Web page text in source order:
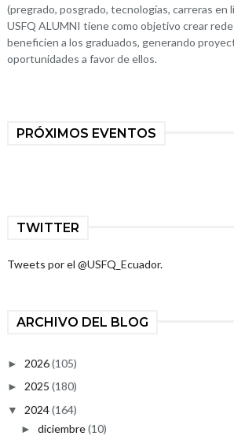
(pregrado, posgrado, tecnologías, carreras en
USFQ ALUMNI tiene como objetivo crear
beneficien a los graduados, generando
oportunidades a favor de ellos.
PRÓXIMOS EVENTOS
TWITTER
Tweets por el @USFQ_Ecuador.
ARCHIVO DEL BLOG
► 2026(105)
► 2025 (180)
▼ 2024(164)
► diciembre(10)